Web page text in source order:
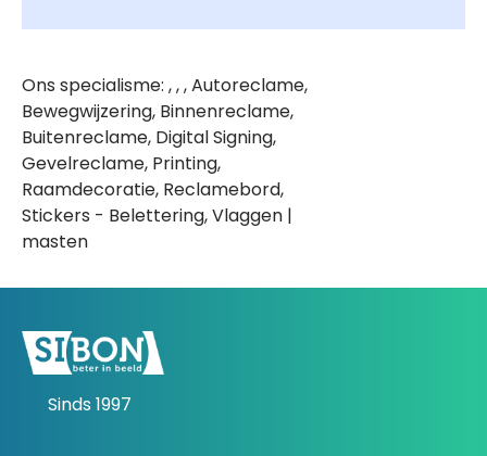
Ons specialisme: , , , Autoreclame,
Bewegwijzering, Binnenreclame,
Buitenreclame, Digital Signing,
Gevelreclame, Printing,
Raamdecoratie, Reclamebord,
Stickers - Belettering, Vlaggen |
masten
Sinds 1997